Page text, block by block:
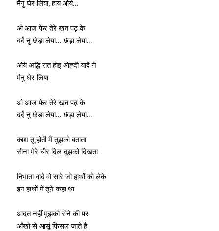
मैनु घेर लिया, हाय ओये…
ओ आज फेर तेरे खत पढ़ के
दर्दं नु छेड़ा लेया… छेड़ा लेया…
ओये अद्धि रात होइ ओह्दी यादें ने
मैनु घेर लिया
ओ आज फेर तेरे खत पढ़ के
दर्दं नु छेड़ा लेया… छेड़ा लेया…
काश तू होती मैं तुझको बताता
सीना मेरे चीर दिल तुझको दिखता
निभाता वादे वो सारे जो हाथों को लेके
इन हाथों में तूने कहा था
आदत नहीं मुझको रोने की पर
आँखों से आसूं फिसल जाते है